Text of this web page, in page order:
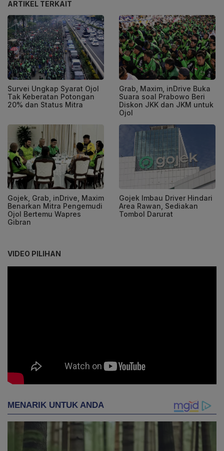
ARTIKEL TERKAIT
Survei Ungkap Syarat Ojol
Tak Keberatan Potongan
20% dan Status Mitra
Grab, Maxim, inDrive Buka
Suara soal Prabowo Beri
Diskon JKK dan JKM untuk
Ojol
Gojek, Grab, inDrive, Maxim
Benarkan Mitra Pengemudi
Ojol Bertemu Wapres
Gibran
Gojek Imbau Driver Hindari
Area Rawan, Sediakan
Tombol Darurat
VIDEO PILIHAN